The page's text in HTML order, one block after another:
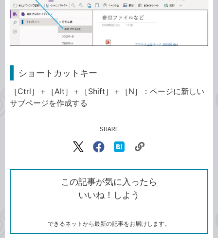
ショートカットキー
［Ctrl］＋［Alt］＋［Shift］＋［N］：ページに新しい
サブページを作成する
SHARE
X（旧
で
シ
ェ
ア
Facebook
シ
ェ
ア
な
ブ
ッ
ク
ク
ク
を
コ
この記事が気に入ったら
いいね！しよう
できるネットから最新の記事をお届けします。